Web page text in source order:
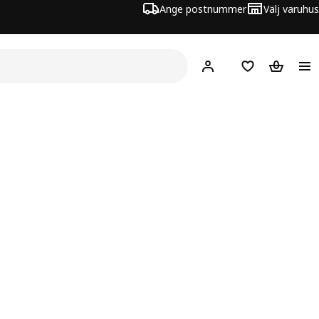
Ange postnummer Välj varuhus
Hej! Logga inInköpslistaVarukorg